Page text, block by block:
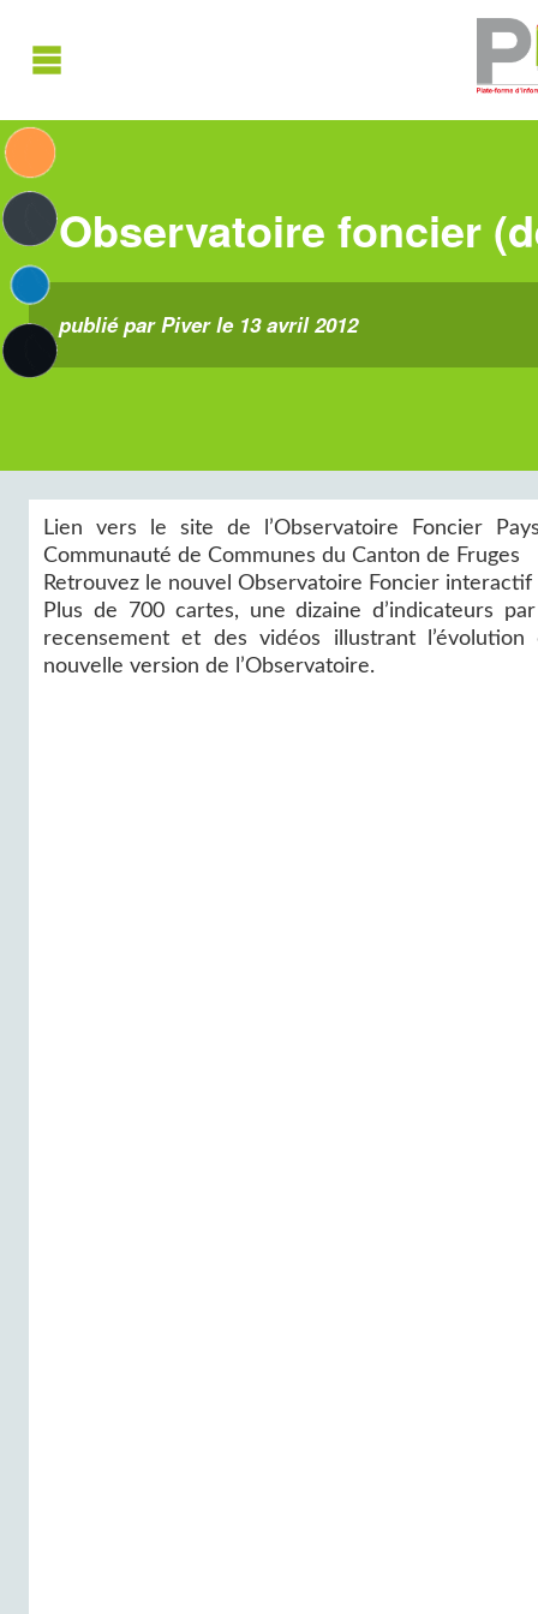
Observatoire foncier
publié par Piver le 13 avril 2012
Lien vers le site de l’Observatoire Foncier
Communauté de Communes du Canton de Fruges
Retrouvez le nouvel Observatoire Foncier interactif
Plus de 700 cartes, une dizaine d’indicateurs
recensement et des vidéos illustrant
nouvelle version de l’Observatoire.